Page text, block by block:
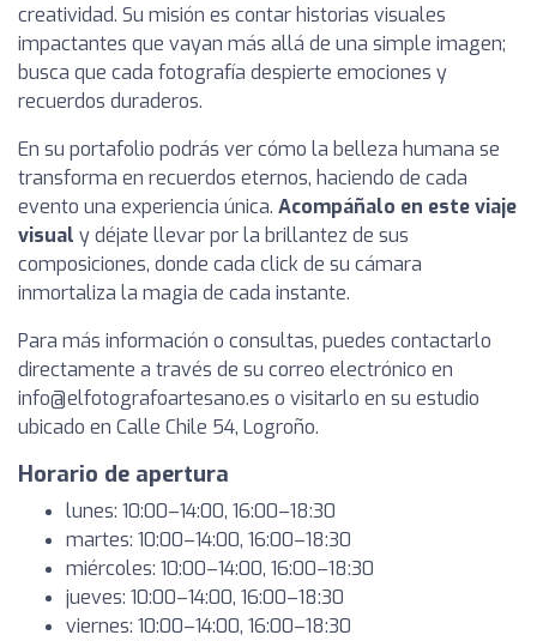
creatividad. Su misión es contar historias visuales
impactantes que vayan más allá de una simple imagen;
busca que cada fotografía despierte emociones y
recuerdos duraderos.
En su portafolio podrás ver cómo la belleza humana se
transforma en recuerdos eternos, haciendo de cada
evento una experiencia única. Acompáñalo en este viaje
visual y déjate llevar por la brillantez de sus
composiciones, donde cada click de su cámara
inmortaliza la magia de cada instante.
Para más información o consultas, puedes contactarlo
directamente a través de su correo electrónico en
info@elfotografoartesano.es o visitarlo en su estudio
ubicado en Calle Chile 54, Logroño.
Horario de apertura
lunes: 10:00–14:00, 16:00–18:30
martes: 10:00–14:00, 16:00–18:30
miércoles: 10:00–14:00, 16:00–18:30
jueves: 10:00–14:00, 16:00–18:30
viernes: 10:00–14:00, 16:00–18:30